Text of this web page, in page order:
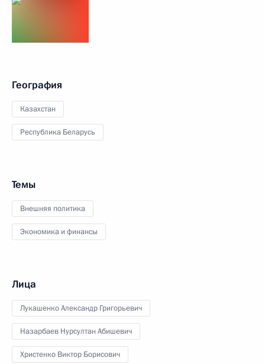
География
Казахстан
Республика Беларусь
Темы
Внешняя политика
Экономика и финансы
Лица
Лукашенко Александр Григорьевич
Назарбаев Нурсултан Абишевич
Христенко Виктор Борисович